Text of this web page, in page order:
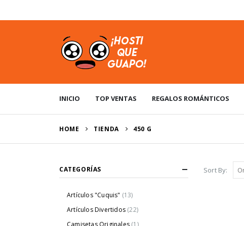
INICIO TOP VENTAS REGALOS ROMÁNTICOS
HOME TIENDA ‎450 G
Sort By:
CATEGORÍAS
Artículos "Cuquis" (13)
Artículos Divertidos (22)
Camisetas Originales (1)